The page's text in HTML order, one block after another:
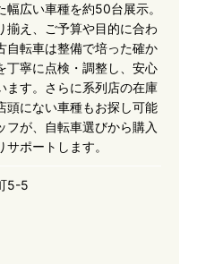
広い車種を約50台展示。
揃え、ご予算や目的に合わ
自転車は整備で培った確か
丁寧に点検・調整し、安心
ます。さらに系列店の在庫
頭にない車種もお探し可能
フが、自転車選びから購入
ポートします。
5-5